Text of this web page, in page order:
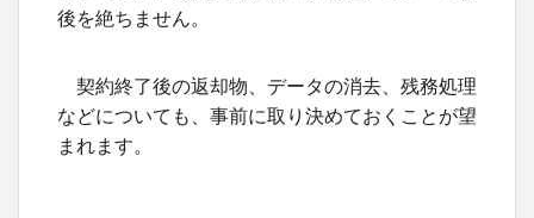
後を絶ちません。
契約終了後の返却物、データの消去、残務処理
などについても、事前に取り決めておくことが望
まれます。